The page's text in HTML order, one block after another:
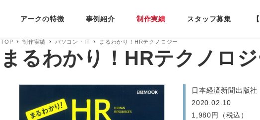
アークの特徴 事例紹介 制作実績 スタッフ募集
TOP 制作実績 パソコン・IT まるわかり！HRテクノロジー
まるわかり！HRテクノロ
日本経済新聞出版社
2020.02.10
1,980円（税込）